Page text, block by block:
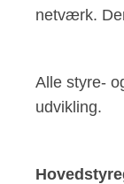
netværk.
Alle styre-
udvikling.